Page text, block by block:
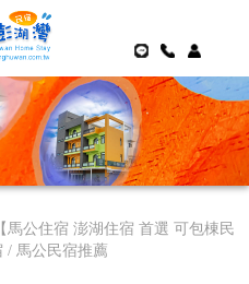
馬公住宿 澎湖住宿 首選 可包棟民
/ 馬公民宿推薦